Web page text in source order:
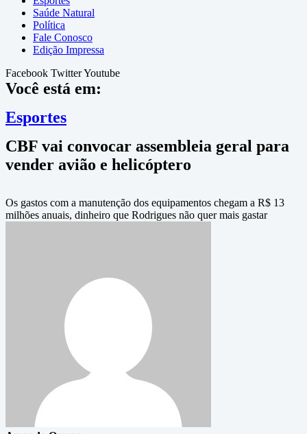
Saúde Natural
Política
Fale Conosco
Edição Impressa
Facebook TwitterYoutube
Você está em:
Esportes
CBF vai convocar assembleia geral para
vender avião e helicóptero
Os gastos com a manutenção dos equipamentos chegam a R$ 13
milhões anuais, dinheiro que Rodrigues não quer mais gastar